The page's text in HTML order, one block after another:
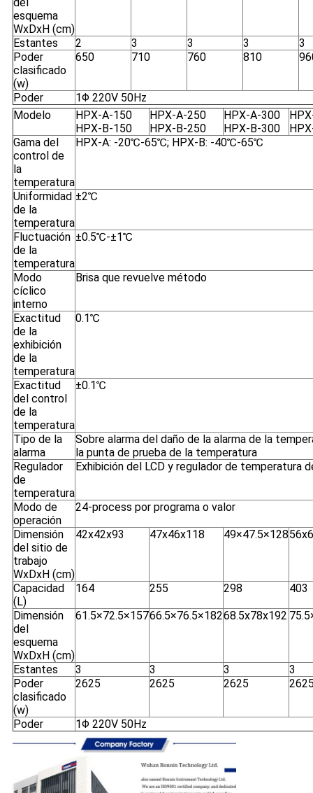
del
esquema
WxDxH (cm)
Estantes
2 3 3 3
3
Poder
clasificado
(w)
650 710 760 810
Poder
1Φ 220V 50Hz
Modelo
HPX-A-150
HPX-B-150
HPX-A-250
HPX-B-250
HPX-A-300
HPX-B-300
Gama del
control de
la
temperatura
HPX-A: -20℃-65℃; HPX-B: -40℃-65℃
Uniformidad
de la
temperatura
±2℃
Fluctuación
de la
temperatura
±0.5℃-±1℃
Modo
cíclico
interno
Brisa que revuelve método
Exactitud
de la
exhibición
de la
temperatura
0.1℃
Exactitud
del control
de la
temperatura
±0.1℃
Tipo de la
alarma
Sobre alarma del daño de la alarma de la
la punta de prueba de la temperatura
Regulador
de
temperatura
Exhibición del LCD y regulador de temperatura
Modo de
operación
24-process por programa o valor
Dimensión
del sitio de
trabajo
WxDxH (cm)
42x42x93 47x46x118 49×47.5×128
Capacidad
(L)
164 255 298 403
Dimensión
del
esquema
WxDxH (cm)
61.5×72.5×15766.5×76.5×18268.5x78x192
Estantes 3 3 3
3
Poder
clasificado
(w)
2625 2625 2625
Poder 1Φ 220V 50Hz